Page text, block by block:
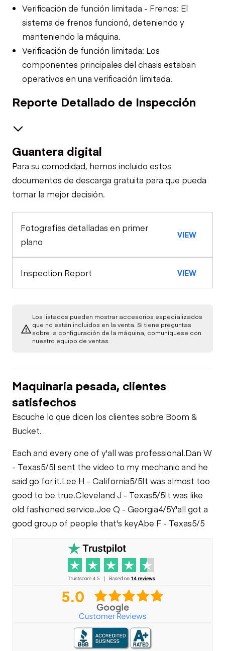
Verificación de función limitada - Frenos: El
sistema de frenos funcionó, deteniendo y
manteniendo la máquina.
Verificación de función limitada: Los
componentes principales del chasis estaban
operativos en una verificación limitada.
Reporte Detallado de Inspección
Safety
Seat Belts
General Appearance
Exterior Lights
Control Station
Warning Lights
Gauges
Air Conditioner
Heater
Engine
Oil Leaks
Cooling System
Leaks
Drivetrain
Transmission
Drop Box
Chassis
Check
Limited Function
Check
Guantera digital
Para su comodidad, hemos incluido estos
documentos de descarga gratuita para que pueda
tomar la mejor decisión.
Fotografías detalladas en primer
plano
VIEW
Inspection Report VIEW
Los listados pueden mostrar accesorios especializados
que no están incluidos en la venta. Si tiene preguntas
sobre la configuración de la máquina, comuníquese con
nuestro equipo de ventas.
Maquinaria pesada, clientes
satisfechos
Escuche lo que dicen los clientes sobre Boom &
Bucket.
Each and every one of y'all was professional.Dan W
- Texas5/5I sent the video to my mechanic and he
said go for it.Lee H - California5/5It was almost too
good to be true.Cleveland J - Texas5/5It was like
old fashioned service.Joe Q - Georgia4/5Y'all got a
good group of people that's keyAbe F - Texas5/5